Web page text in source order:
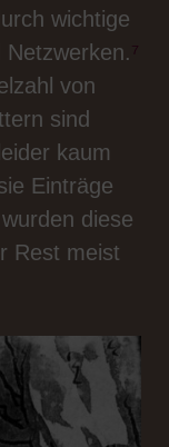
wichtige
⁷
von
sind
kaum
Einträge
diese
Rest meist